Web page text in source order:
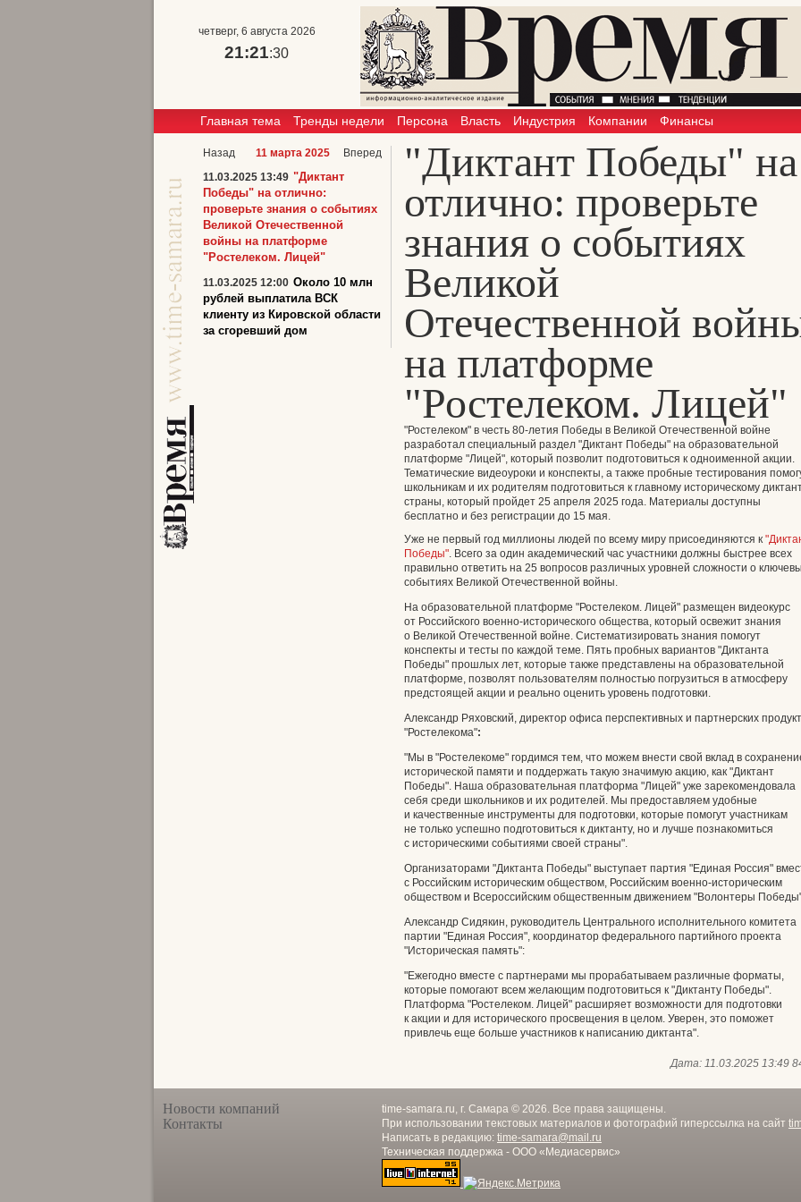
четверг, 6 августа 2026
21:21:31
Главная тема Тренды недели Персона Власть Индустрия Компании Финансы
"Диктант Победы" на
отлично: проверьте
знания о событиях
Великой
Отечественной
на платформе
"Ростелеком. Лицей"
"Ростелеком" в честь 80-летия Победы в Великой Отечественной войне
разработал специальный раздел "Диктант Победы" на образовательной
платформе "Лицей", который позволит подготовиться к одноименной акции.
Тематические видеоуроки и конспекты, а также пробные тестирования
школьникам и их родителям подготовиться к главному историческому
страны, который пройдет 25 апреля 2025 года. Материалы доступны
бесплатно и без регистрации до 15 мая.
Уже не первый год миллионы людей по всему миру присоединяются к
Победы". Всего за один академический час участники должны быстрее всех
правильно ответить на 25 вопросов различных уровней сложности о
событиях Великой Отечественной войны.
На образовательной платформе "Ростелеком. Лицей" размещен видеокурс
от Российского военно-исторического общества, который освежит знания
о Великой Отечественной войне. Систематизировать знания помогут
конспекты и тесты по каждой теме. Пять пробных вариантов "Диктанта
Победы" прошлых лет, которые также представлены на образовательной
платформе, позволят пользователям полностью погрузиться в атмосферу
предстоящей акции и реально оценить уровень подготовки.
Александр Ряховский, директор офиса перспективных и партнерских
"Ростелекома":
"Мы в "Ростелекоме" гордимся тем, что можем внести свой вклад в
исторической памяти и поддержать такую значимую акцию, как "Диктант
Победы". Наша образовательная платформа "Лицей" уже зарекомендовала
себя среди школьников и их родителей. Мы предоставляем удобные
и качественные инструменты для подготовки, которые помогут участникам
не только успешно подготовиться к диктанту, но и лучше познакомиться
с историческими событиями своей страны".
Организаторами "Диктанта Победы" выступает партия "Единая Россия"
с Российским историческим обществом, Российским военно-историческим
обществом и Всероссийским общественным движением "Волонтеры
Александр Сидякин, руководитель Центрального исполнительного комитета
партии "Единая Россия", координатор федерального партийного проекта
"Историческая память":
"Ежегодно вместе с партнерами мы прорабатываем различные форматы,
которые помогают всем желающим подготовиться к "Диктанту Победы".
Платформа "Ростелеком. Лицей" расширяет возможности для подготовки
к акции и для исторического просвещения в целом. Уверен, это поможет
привлечь еще больше участников к написанию диктанта".
Дата: 11.03.2025 13:49
Назад 11 марта 2025
Вперед
11.03.2025 13:49 "Диктант
Победы" на отлично:
проверьте знания о событиях
Великой Отечественной
войны на платформе
"Ростелеком. Лицей"
11.03.2025 12:00 Около 10 млн
рублей выплатила ВСК
клиенту из Кировской области
за сгоревший дом
Новости компаний
Контакты
time-samara.ru, г. Самара © 2026. Все права защищены.
При использовании текстовых материалов и фотографий гиперссылка на сайт
Написать в редакцию: time-samara@mail.ru
Техническая поддержка - ООО «Медиасервис»